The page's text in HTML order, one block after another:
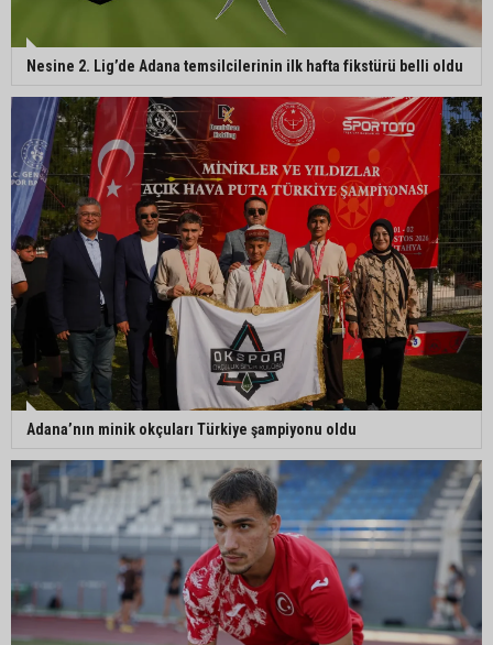
Nesine 2. Lig’de Adana temsilcilerinin ilk hafta fikstürü belli oldu
Adana’nın minik okçuları Türkiye şampiyonu oldu